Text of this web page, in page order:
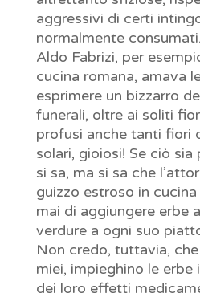
aggressivi di certi
normalmente consumati.
Aldo Fabrizi, per
cucina romana, amava
esprimere un bizzarro
funerali, oltre ai soliti
profusi anche tanti fiori
solari, gioiosi! Se ciò
si sa, ma si sa che
guizzo estroso in
mai di aggiungere erbe
verdure a ogni suo
Non credo, tuttavia,
miei, impieghino le erbe
dei loro effetti